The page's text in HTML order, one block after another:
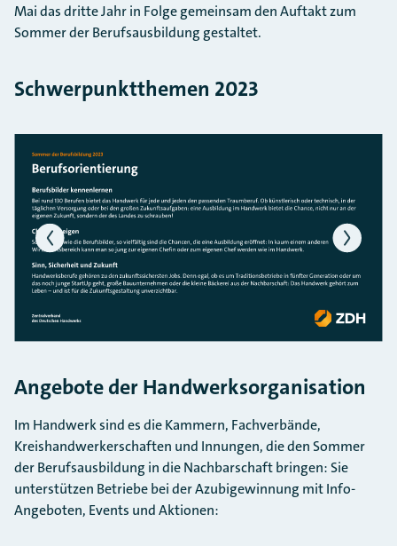
Mai das dritte Jahr in Folge gemeinsam den Auftakt zum
Sommer der Berufsausbildung gestaltet.
Schwerpunktthemen 2023
Bildergalerie überspringen
Angebote der Handwerksorganisation
Im Handwerk sind es die Kammern, Fachverbände,
Kreishandwerkerschaften und Innungen, die den Sommer
der Berufsausbildung in die Nachbarschaft bringen: Sie
unterstützen Betriebe bei der Azubigewinnung mit Info-
Angeboten, Events und Aktionen: